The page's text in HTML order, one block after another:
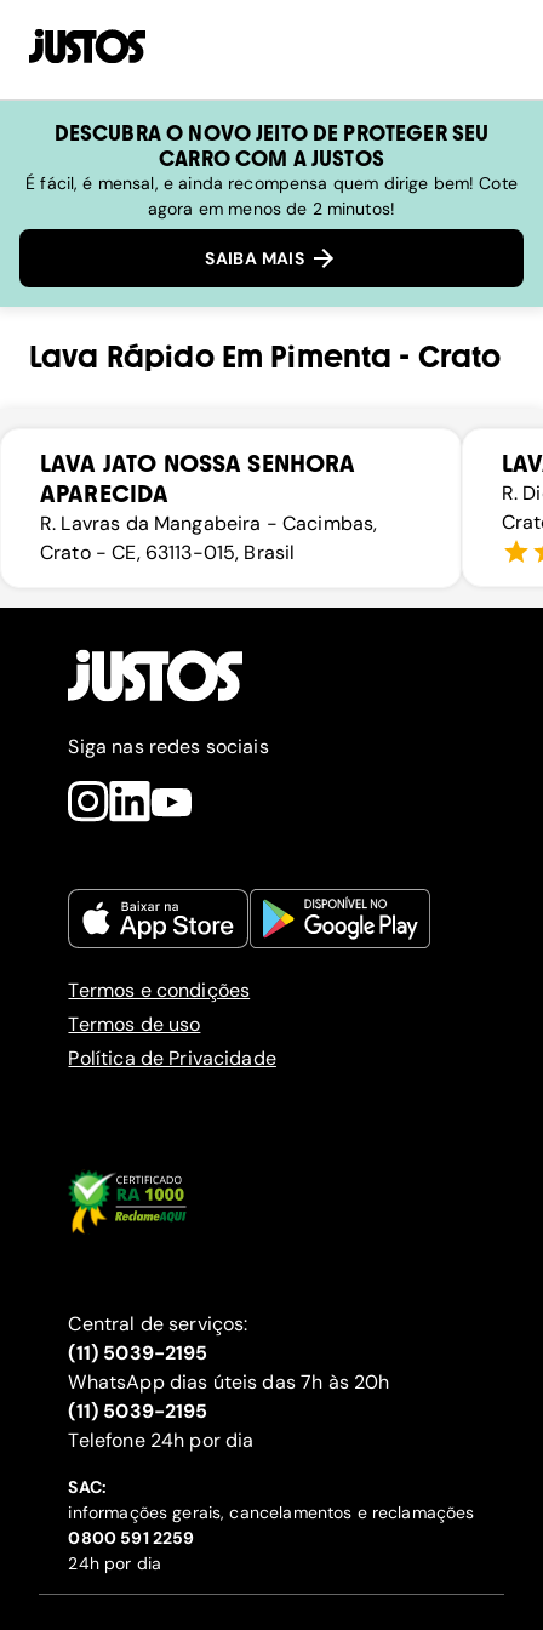
DESCUBRA O NOVO JEITO DE PROTEGER SEU
CARRO COM A JUSTOS
É fácil, é mensal, e ainda recompensa quem dirige bem! Cote
agora em menos de 2 minutos!
SAIBA MAIS
Lava RápidoEm Pimenta - Crato
LAVA JATO NOSSA SENHORA
APARECIDA
R. Lavras da Mangabeira - Cacimbas,
Crato - CE, 63113-015, Brasil
R.
Siga nas redes sociais
Termos e condições
Termos de uso
Política de Privacidade
Central de serviços:
(11) 5039-2195
WhatsApp dias úteis das 7h às 20h
(11) 5039-2195
‍Telefone 24h por dia
SAC:
informações gerais, cancelamentos e reclamações
‍0800 591 2259
24h por dia